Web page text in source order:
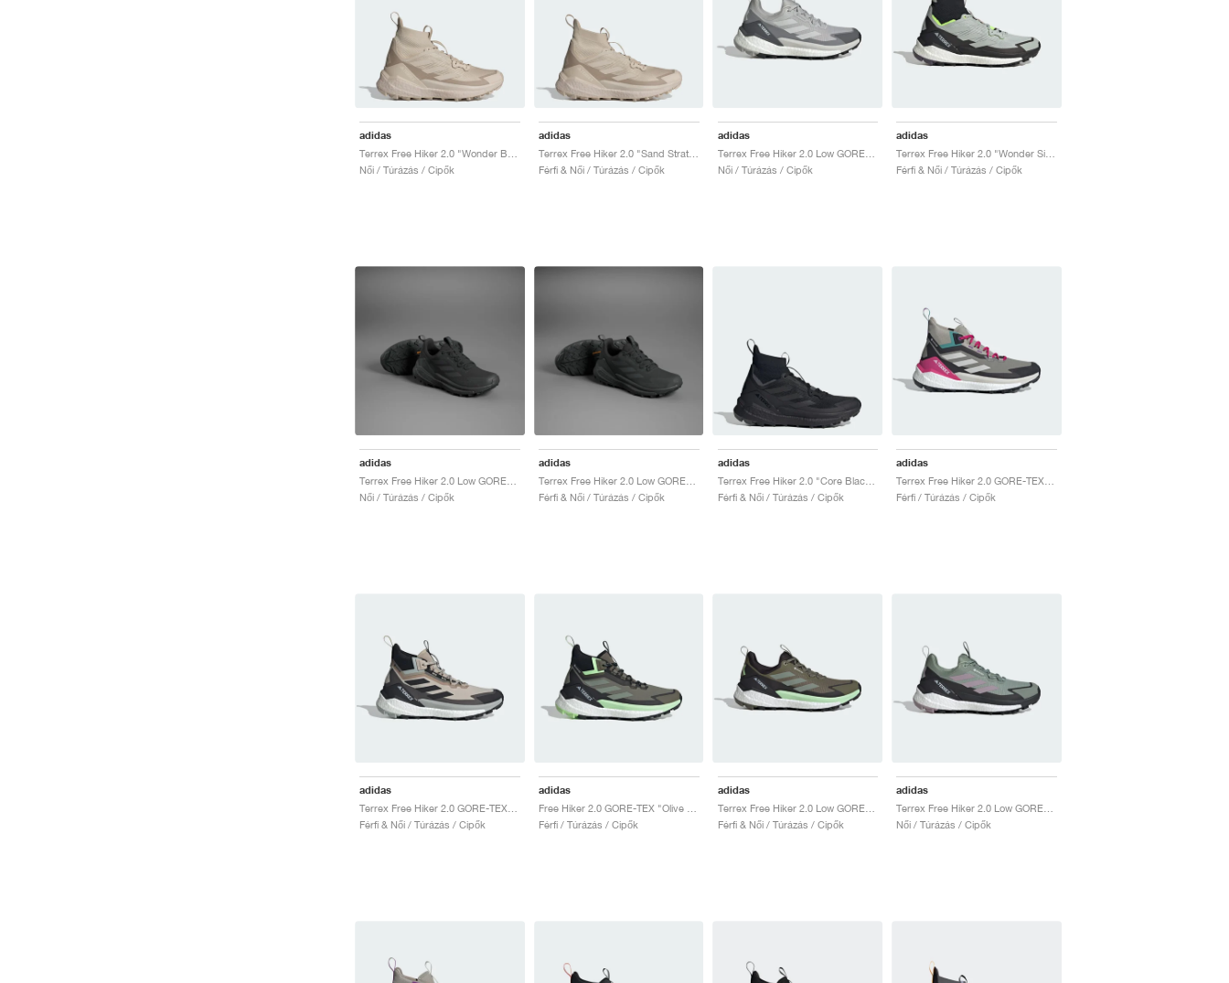
adidas
Női / Túrázás / Cipők
adidas
Terrex Free Hiker 2.0 "Sand Strata & Wonder Beige"
Férfi & Női / Túrázás / Cipők
adidas
Terrex Free Hiker 2.0 Low GORE-TEX "Grey Two"
Női / Túrázás / Cipők
adidas
Férfi & Női / Túrázás / Cipők
adidas
Női / Túrázás / Cipők
adidas
Terrex Free Hiker 2.0 Low GORE-TEX "Core Black & Grey Six"
Férfi & Női / Túrázás / Cipők
adidas
Terrex Free Hiker 2.0 "Core Black & Grey Six"
Férfi & Női / Túrázás / Cipők
adidas
Férfi / Túrázás / Cipők
adidas
Férfi & Női / Túrázás / Cipők
adidas
Férfi / Túrázás / Cipők
adidas
Terrex Free Hiker 2.0 Low GORE-TEX "Olive Strata & Silver Green"
Férfi & Női / Túrázás / Cipők
adidas
Női / Túrázás / Cipők